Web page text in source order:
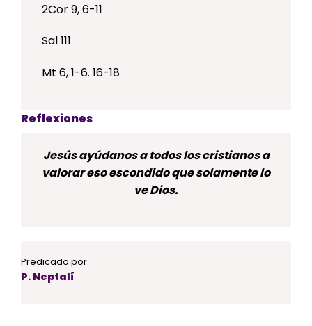
2Cor 9, 6-11
Sal 111
Mt 6, 1-6. 16-18
Reflexiones
Jesús ayúdanos a todos los cristianos a
valorar eso escondido que solamente lo
ve Dios.
Predicado por:
P. Neptalí